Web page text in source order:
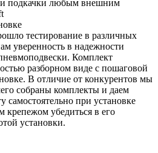
и подкачки любым внешним
тестирование в различных
уверенность в надежности
Комплект
разборном виде с пошаговой
В отличие от конкурентов мы
собраны комплекты и даем
самостоятельно при установке
крепежом убедиться в его
установки.